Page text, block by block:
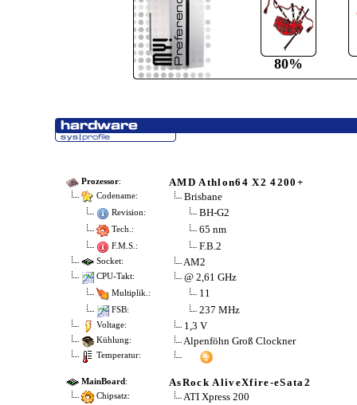
80%
Prozessor: AMD Athlon64 X2 4200+
Codename: Brisbane
Revision: BH-G2
Tech.: 65 nm
F.M.S.: F.B.2
Socket: AM2
CPU-Takt: @ 2,61 GHz
Multiplik.: 11
FSB: 237 MHz
Voltage: 1,3 V
Kühlung: Alpenföhn Groß Clockner
Temperatur:
MainBoard: AsRock AliveXfire-eSata2
Chipsatz: ATI Xpress 200